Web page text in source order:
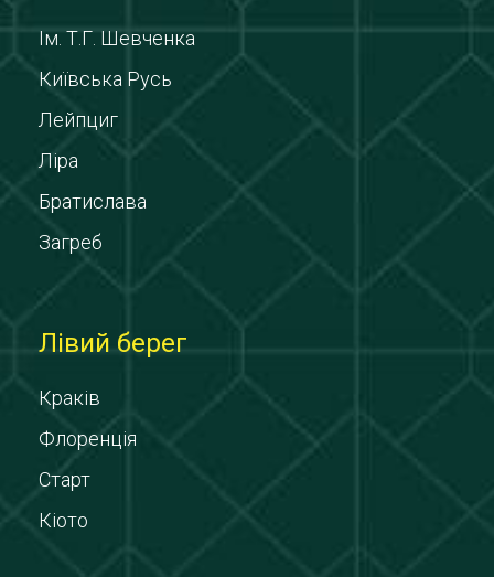
Ім. Т.Г. Шевченка
Київська Русь
Лейпциг
Ліра
Братислава
Загреб
Лівий берег
Краків
Флоренція
Старт
Кіото